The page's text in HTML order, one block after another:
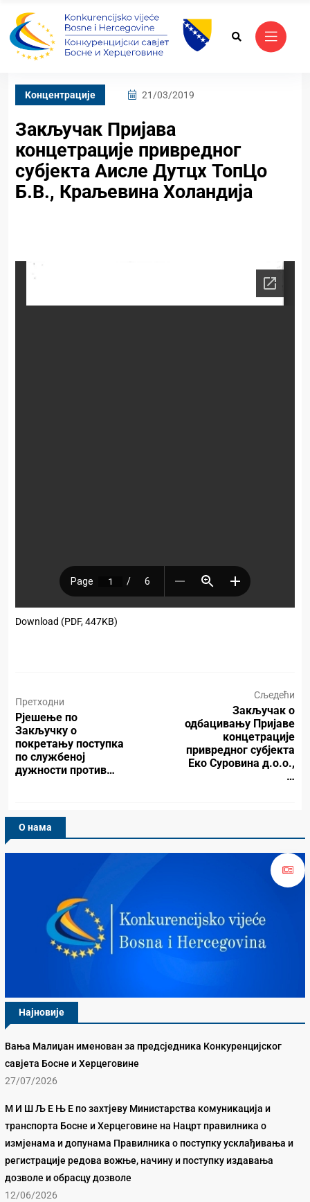
Kонцентрације 21/03/2019
Закључак Пријава
концетрације привредног
субјекта Аисле Дутцх ТопЦо
Б.В., Краљевина Холандија
Download (PDF, 447KB)
Претходни
Рјешење по
Закључку о
покретању поступка
по службеној
дужности против…
Сљедећи
Закључак о
одбацивању Пријаве
концетрације
привредног субјекта
Еко Суровина д.о.о.,
…
О нама
Најновије
Вања Малиџан именован за предсједника Конкуренцијског
савјета Босне и Херцеговине
27/07/2026
М И Ш Љ Е Њ Е по захтјеву Министарства комуникација и
транспорта Босне и Херцеговине на Нацрт правилника о
измјенама и допунама Правилника о поступку усклађивања и
регистрације редова вожње, начину и поступку издавања
дозволе и обрасцу дозволе
12/06/2026